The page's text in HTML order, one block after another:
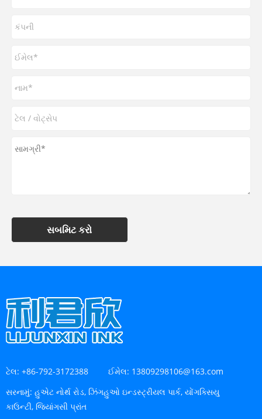
સબમિટ કરો
ટેલ: +86-792-3172388 ઈમેલ: 13809298106@163.com
સરનામું: હુએટ નોર્થ રોડ, ઝિંગહુઓ ઇન્ડસ્ટ્રીયલ પાર્ક, યોંગક્સિયુ
કાઉન્ટી, જિયાંગસી પ્રાંત